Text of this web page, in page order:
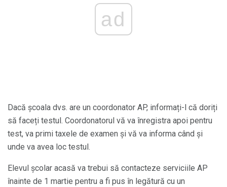
ad
Dacă școala dvs. are un coordonator AP, informați-l că doriți
să faceți testul. Coordonatorul vă va înregistra apoi pentru
test, va primi taxele de examen și vă va informa când și
unde va avea loc testul.
Elevul școlar acasă va trebui să contacteze serviciile AP
înainte de 1 martie pentru a fi pus în legătură cu un